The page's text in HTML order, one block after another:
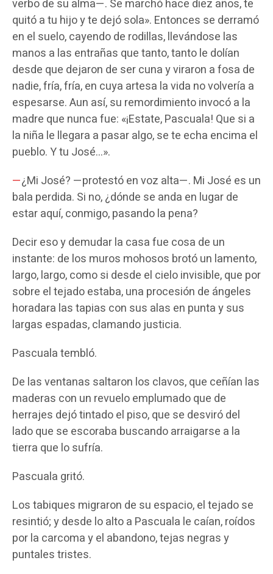
verbo de su alma—. Se marchó hace diez años, te
quitó a tu hijo y te dejó sola». Entonces se derramó
en el suelo, cayendo de rodillas, llevándose las
manos a las entrañas que tanto, tanto le dolían
desde que dejaron de ser cuna y viraron a fosa de
nadie, fría, fría, en cuya artesa la vida no volvería a
espesarse. Aun así, su remordimiento invocó a la
madre que nunca fue: «¡Estate, Pascuala! Que si a
la niña le llegara a pasar algo, se te echa encima el
pueblo. Y tu José…».
—¿Mi José? —protestó en voz alta—. Mi José es un
bala perdida. Si no, ¿dónde se anda en lugar de
estar aquí, conmigo, pasando la pena?
Decir eso y demudar la casa fue cosa de un
instante: de los muros mohosos brotó un lamento,
largo, largo, como si desde el cielo invisible, que por
sobre el tejado estaba, una procesión de ángeles
horadara las tapias con sus alas en punta y sus
largas espadas, clamando justicia.
Pascuala tembló.
De las ventanas saltaron los clavos, que ceñían las
maderas con un revuelo emplumado que de
herrajes dejó tintado el piso, que se desviró del
lado que se escoraba buscando arraigarse a la
tierra que lo sufría.
Pascuala gritó.
Los tabiques migraron de su espacio, el tejado se
resintió; y desde lo alto a Pascuala le caían, roídos
por la carcoma y el abandono, tejas negras y
puntales tristes.